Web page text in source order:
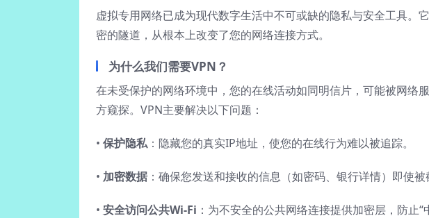
虚拟专用网络已成为现代数字生活中不可或缺的隐私与安全工具。
密的隧道，从根本上改变了您的网络连接方式。
为什么我们需要VPN？
在未受保护的网络环境中，您的在线活动如同明信片，可能被网络
方窥探。VPN主要解决以下问题：
• 保护隐私：隐藏您的真实IP地址，使您的在线行为难以被追踪。
• 加密数据 ：确保您发送和接收的信息（如密码、银行详情）即使被
• 安全访问公共Wi-Fi ：为不安全的公共网络连接提供加密层，防止“